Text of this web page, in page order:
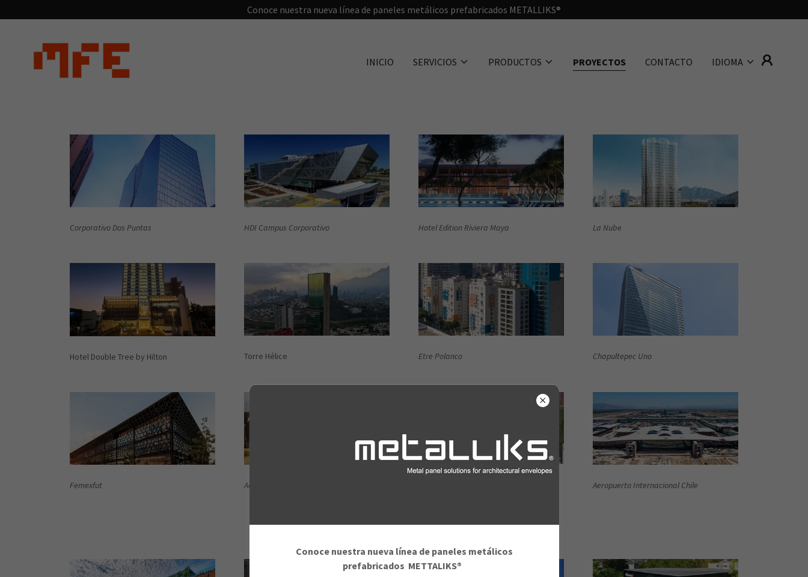
Conoce nuestra nueva línea de paneles metálicos prefabricados METALLIKS®
INICIO SERVICIOS PRODUCTOS PROYECTOS CONTACTO IDIOMA
Corporativo Dos Puntas HDI Campus Corporativo Hotel Edition Riviera Maya La Nube
Hotel Double Tree by Hilton Torre Hélice Etre Polanco Chapultepec Uno
Femexfut Aeropuerto Internacional de Tijuana Aeropuerto Internacional Chile
Conoce nuestra nueva línea de paneles metálicos
prefabricados METTALIKS®